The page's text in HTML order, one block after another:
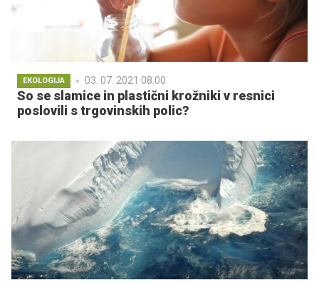
EKOLOGIJA 03. 07. 2021 08.00
So se slamice in plastični krožniki v resnici
poslovili s trgovinskih polic?